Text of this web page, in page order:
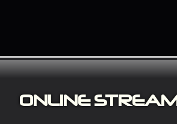
ONLINE STREAM